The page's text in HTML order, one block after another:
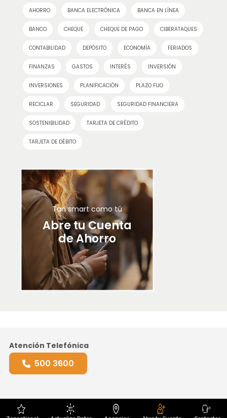
AHORRO BANCA ELECTRÓNICA BANCA EN LÍNEA
BANCO CHEQUE CHEQUE DE PAGO CIBERATAQUES
CONTABILIDAD DEPÓSITO ECONOMÍA FERIADOS
FINANZAS GASTOS INTERÉS INVERSIÓN
INVERSIONES PLANIFICACIÓN PLAZO FIJO
RECICLAR SEGURIDAD SEGURIDAD FINANCIERA
SOSTENIBILIDAD TARJETA DE CRÉDITO
TARJETA DE DÉBITO
Tan smart como tú
Abre tu Cuenta
de Ahorro
Atención Telefónica
500 3600